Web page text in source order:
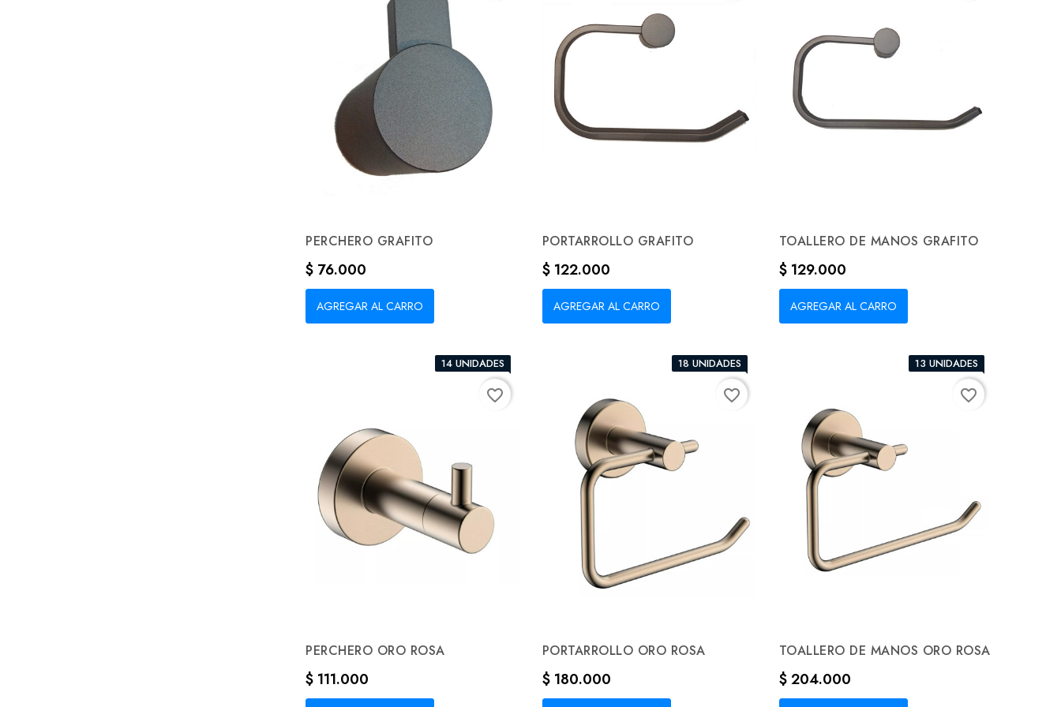
PERCHERO GRAFITO
Precio
$ 76.000
AGREGAR AL CARRO
PORTARROLLO GRAFITO
Precio
$ 122.000
AGREGAR AL CARRO
TOALLERO DE MANOS GRAFITO
Precio
$ 129.000
AGREGAR AL CARRO
14 UNIDADES
PERCHERO ORO ROSA
Precio
$ 111.000
favorite_border
18 UNIDADES
PORTARROLLO ORO ROSA
Precio
$ 180.000
favorite_border
13 UNIDADES
TOALLERO DE MANOS ORO ROSA
Precio
$ 204.000
favorite_border